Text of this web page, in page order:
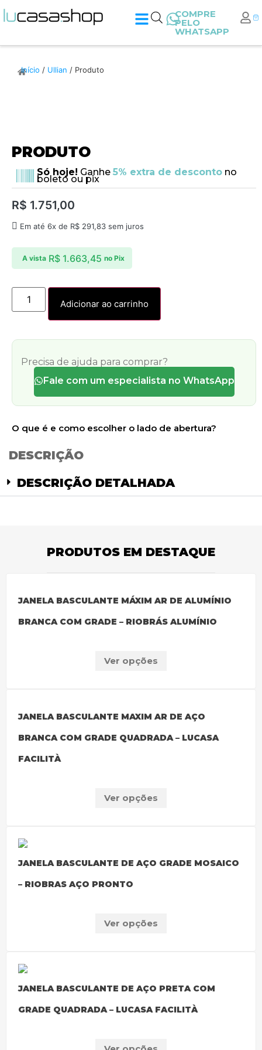
COMPRE
PELO
WHATSAPP
Início / Ullian / Produto
PRODUTO
Só hoje! Ganhe 5% extra de descontono
boleto ou pix
R$ 1.751,00
Em até 6x de R$ 291,83 sem juros
A vista R$1.663,45 no Pix
Adicionar ao carrinho
Precisa de ajuda para comprar?
Fale com um especialista no WhatsApp
O que é e como escolher o lado de abertura?
DESCRIÇÃO
DESCRIÇÃO DETALHADA
PRODUTOS EM DESTAQUE
JANELA BASCULANTE MÁXIM AR DE ALUMÍNIO
BRANCA COM GRADE – RIOBRÁS ALUMÍNIO
Ver opções
JANELA BASCULANTE MAXIM AR DE AÇO
BRANCA COM GRADE QUADRADA – LUCASA
FACILITÀ
Ver opções
JANELA BASCULANTE DE AÇO GRADE MOSAICO
– RIOBRAS AÇO PRONTO
Ver opções
JANELA BASCULANTE DE AÇO PRETA COM
GRADE QUADRADA – LUCASA FACILITÀ